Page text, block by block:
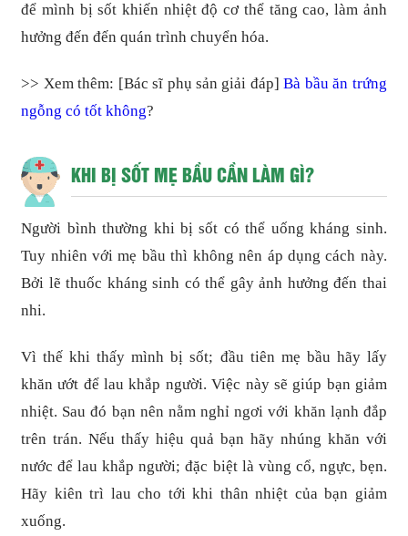
để mình bị sốt khiến nhiệt độ cơ thể tăng cao, làm ảnh
hưởng đến đến quán trình chuyển hóa.
>> Xem thêm: [Bác sĩ phụ sản giải đáp]Bà bầu ăn trứng
ngỗng có tốt không?
KHI BỊ SỐT MẸ BẦU CẦN LÀM GÌ?
Người bình thường khi bị sốt có thể uống kháng sinh.
Tuy nhiên với mẹ bầu thì không nên áp dụng cách này.
Bởi lẽ thuốc kháng sinh có thể gây ảnh hưởng đến thai
nhi.
Vì thế khi thấy mình bị sốt; đầu tiên mẹ bầu hãy lấy
khăn ướt để lau khắp người. Việc này sẽ giúp bạn giảm
nhiệt. Sau đó bạn nên nằm nghỉ ngơi với khăn lạnh đắp
trên trán. Nếu thấy hiệu quả bạn hãy nhúng khăn với
nước để lau khắp người; đặc biệt là vùng cổ, ngực, bẹn.
Hãy kiên trì lau cho tới khi thân nhiệt của bạn giảm
xuống.